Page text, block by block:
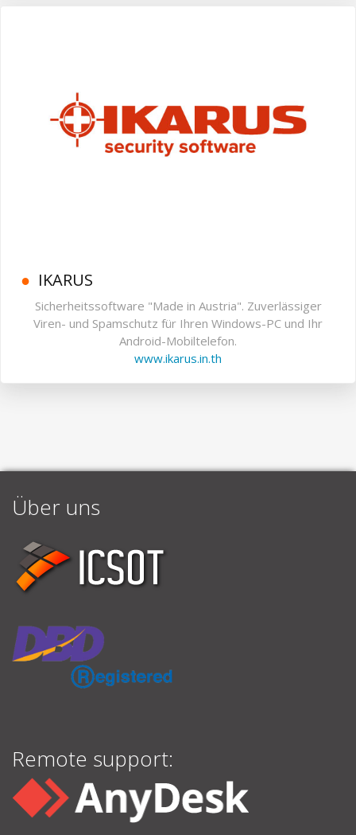
IKARUS
Sicherheitssoftware "Made in Austria". Zuverlässiger
Viren- und Spamschutz für Ihren Windows-PC und Ihr
Android-Mobiltelefon.
www.ikarus.in.th
Über uns
Remote support: